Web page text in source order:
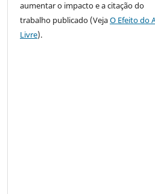
aumentar o impacto e a citação do
trabalho publicado (VejaO Efeito do
Livre).